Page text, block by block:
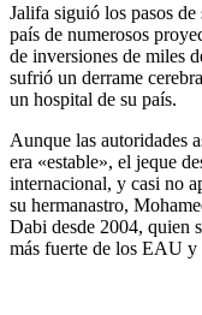
Jalifa siguió los pasos
país de numerosos
de inversiones de miles
sufrió un derrame
un hospital de su país.
Aunque las autoridades
era «estable», el jeque
internacional, y casi no
su hermanastro,
Dabi desde 2004, quien
más fuerte de los EAU